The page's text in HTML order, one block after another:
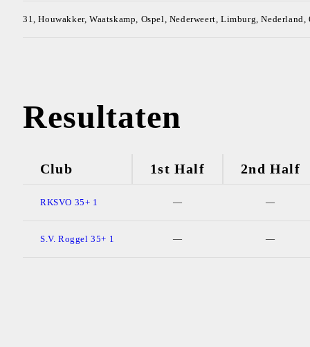
31, Houwakker, Waatskamp, Ospel, Nederweert, Limburg, Nederland,
Resultaten
Club 1st Half 2nd Half
RKSVO 35+ 1 — —
S.V. Roggel 35+ 1 — —